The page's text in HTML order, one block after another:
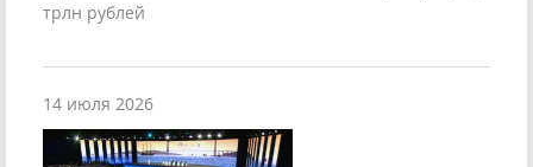
трлн рублей
14 июля 2026